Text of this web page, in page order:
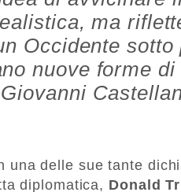
ma
Occidente
nuove forme
una delle sue tante
diplomatica, Donald